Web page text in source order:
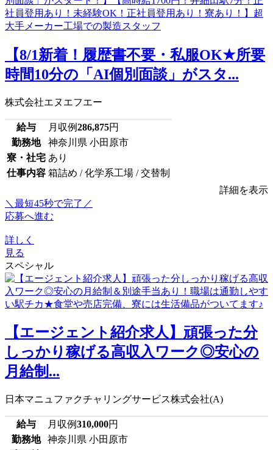
【8/1新着！履歴書不要・私服OK★所要
時間10分の「AI個別面談」がスタ...
株式会社エヌエフエー
給与 月収例286,875円
勤務地
神奈川県 小田原市
寮・社宅 あり
仕事内容 箱詰め / 化学系工場 / 交替制
詳細を表示
＼最短45秒で完了／
応募へ進む
詳しく
見る
スペシャル
【エージェント紹介求人】頑張った分
しっかり稼げる高収入ワーク◎安心の
月給制...
日本マニュファクチャリングサービス株式会社(A)
給与 月収例310,000円
勤務地
神奈川県 小田原市